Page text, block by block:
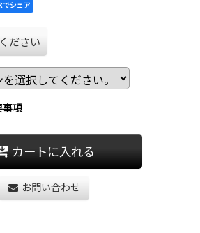
シェア
ださい
事項
カートに入れる
お問い合わせ